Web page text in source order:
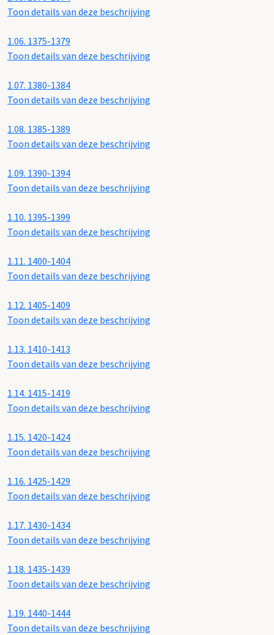
Toon details van deze beschrijving
1.06. 1375-1379
Toon details van deze beschrijving
1.07. 1380-1384
Toon details van deze beschrijving
1.08. 1385-1389
Toon details van deze beschrijving
1.09. 1390-1394
Toon details van deze beschrijving
1.10. 1395-1399
Toon details van deze beschrijving
1.11. 1400-1404
Toon details van deze beschrijving
1.12. 1405-1409
Toon details van deze beschrijving
1.13. 1410-1413
Toon details van deze beschrijving
1.14. 1415-1419
Toon details van deze beschrijving
1.15. 1420-1424
Toon details van deze beschrijving
1.16. 1425-1429
Toon details van deze beschrijving
1.17. 1430-1434
Toon details van deze beschrijving
1.18. 1435-1439
Toon details van deze beschrijving
1.19. 1440-1444
Toon details van deze beschrijving